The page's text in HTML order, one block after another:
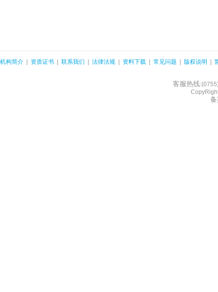
机构简介 资质证书 联系我们 法律法规 资料下载 常见问题 版权说明
客服热线